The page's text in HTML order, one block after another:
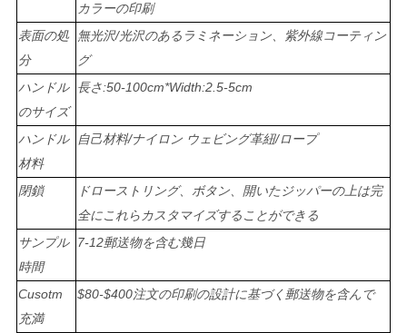
求
し
な
さ
い
地
図
カラーの印刷
表面の処
分
無光沢/光沢のあるラミネーション、紫外線コーティン
グ
ハンドル
のサイズ
長さ:50-100cm*Width:2.5-5cm
ハンドル
材料
自己材料/ナイロン ウェビング革紐/ロープ
閉鎖
ドローストリング、ボタン、開いたジッパーの上は完
全にこれらカスタマイズすることができる
サンプル
時間
7-12郵送物を含む幾日
Cusotm
充満
$80-$400注文の印刷の設計に基づく郵送物を含んで